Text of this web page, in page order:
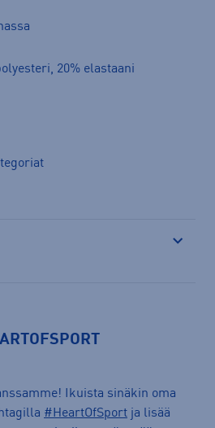
20% elastaani
Ikuista sinäkin oma
#HeartOfSport ja lisää